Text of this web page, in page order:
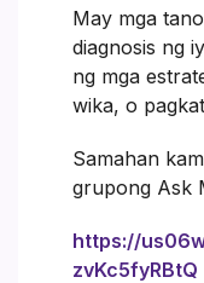
May mga
diagnosis ng
ng mga
wika, o
Samahan
grupong Ask
https://
zvKc5fyRBtQ